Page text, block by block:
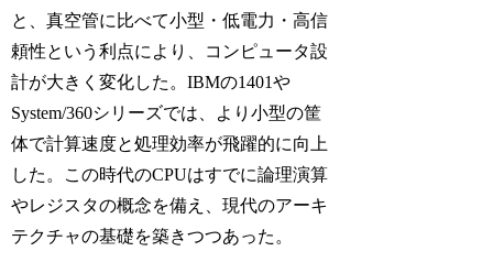
と、真空管に比べて小型・低電力・高信
頼性という利点により、コンピュータ設
計が大きく変化した。IBMの1401や
System/360シリーズでは、より小型の筐
体で計算速度と処理効率が飛躍的に向上
した。この時代のCPUはすでに論理演算
やレジスタの概念を備え、現代のアーキ
テクチャの基礎を築きつつあった。